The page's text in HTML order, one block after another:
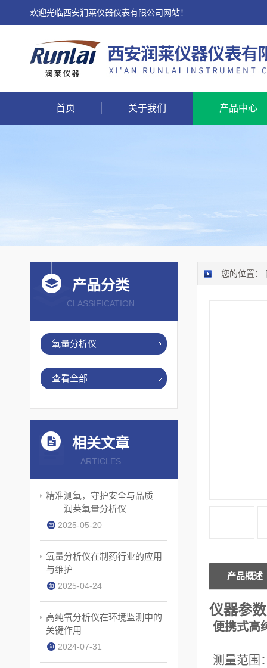
欢迎光临西安润莱仪器仪表有限公司网站！
首页 关于我们 产品中心
您的位置：
产品概述
仪器参数
便携式高
测量
产品分类
CLASSIFICATION
氧量分析仪
查看全部
相关文章
ARTICLES
精准测氧，守护安全与品质
——润莱氧量分析仪
2025-05-20
氧量分析仪在制药行业的应用
与维护
2025-04-24
高纯氧分析仪在环境监测中的
关键作用
2024-07-31